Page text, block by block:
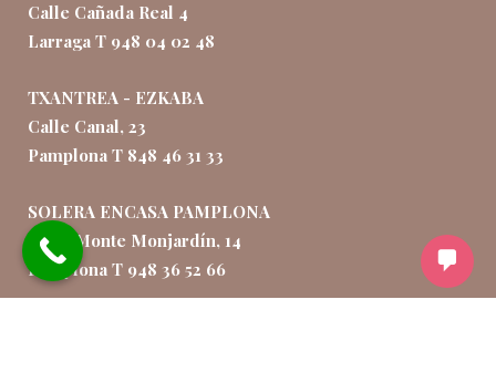
Calle Cañada Real 4
Larraga T 948 04 02 48
TXANTREA - EZKABA
Calle Canal, 23
Pamplona T 848 46 31 33
SOLERA ENCASA PAMPLONA
Calle Monte Monjardín, 14
Pamplona T 948 36 52 66